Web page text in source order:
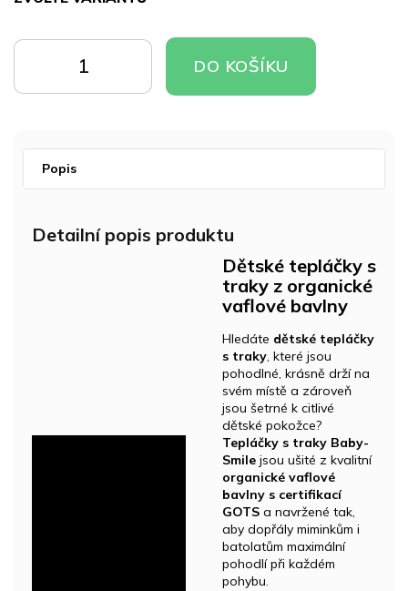
cena:
KOŠÍKU
KOŠÍKU
DO KOŠÍKU
Popis
Detailní popis produktu
Dětské tepláčky s
traky z organické
vaflové bavlny
Hledáte dětské tepláčky
s traky, které jsou
pohodlné, krásně drží na
svém místě a zároveň
jsou šetrné k citlivé
dětské pokožce?
Tepláčky s traky Baby-
Smile jsou ušité z kvalitní
organické vaflové
bavlny s certifikací
GOTS a navržené tak,
aby dopřály miminkům i
batolatům maximální
pohodlí při každém
pohybu.